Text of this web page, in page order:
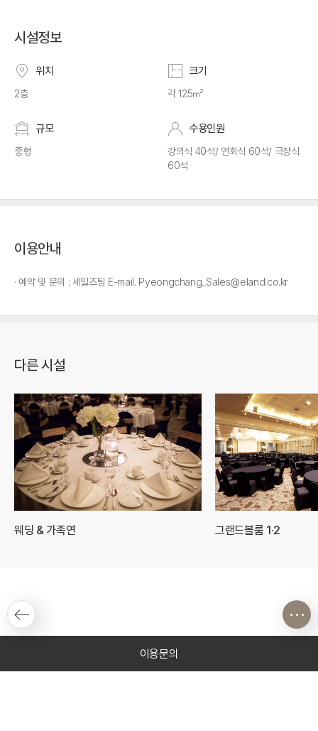
시설정보
위치
2층
크기
각 125㎡
규모
중형
수용인원
강의식 40석/ 연회식 60석/ 극장식
60석
이용안내
예약 및 문의 : 세일즈팀 E-mail. Pyeongchang_Sales@eland.co.kr
다른 시설
웨딩 & 가족연 그랜드볼룸 1·2
이용문의